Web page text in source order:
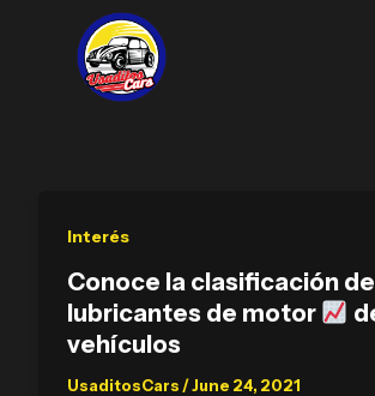
Interés
Conoce la clasificación
lubricantes de motor
vehículos
UsaditosCars /June 24, 2021